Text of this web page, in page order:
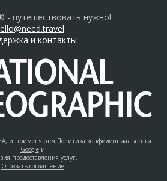
- путешествовать нужно!
и контакты
и применяются Политика конфиденциальности
Googleи
предоставления услуг.
Отозвать соглашение